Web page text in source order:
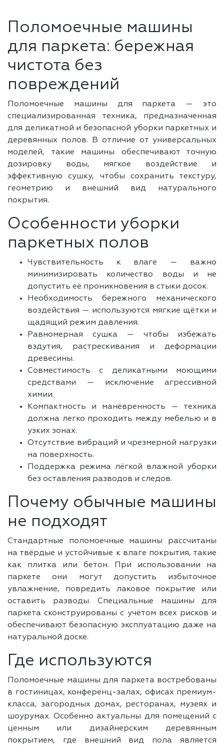
Поломоечные машины
для паркета: бережная
чистота без
повреждений
Поломоечные машины для паркета — это
специализированная техника, предназначенная
для деликатной и безопасной уборки паркетных и
деревянных полов. В отличие от универсальных
моделей, такие машины обеспечивают точную
дозировку воды, мягкое воздействие и
эффективную сушку, чтобы сохранить текстуру,
геометрию и внешний вид натурального
покрытия.
Особенности уборки
паркетных полов
Чувствительность к влаге — важно
минимизировать количество воды и не
допустить её проникновения в стыки досок.
Необходимость бережного механического
воздействия — используются мягкие щётки и
щадящий режим давления.
Равномерная сушка — чтобы избежать
вздутия, растрескивания и деформации
древесины.
Совместимость с деликатными моющими
средствами — исключение агрессивной
химии.
Компактность и манёвренность — техника
должна легко проходить между мебелью и в
узких зонах.
Отсутствие вибраций и чрезмерной нагрузки
на поверхность.
Поддержка режима лёгкой влажной уборки
без оставления разводов и следов.
Почему обычные машины
не подходят
Стандартные поломоечные машины рассчитаны
на твёрдые и устойчивые к влаге покрытия, такие
как плитка или бетон. При использовании на
паркете они могут допустить избыточное
увлажнение, повредить лаковое покрытие или
оставить разводы. Специальные машины для
паркета сконструированы с учётом всех рисков и
обеспечивают безопасную эксплуатацию даже на
натуральной доске.
Где используются
Поломоечные машины для паркета востребованы
в гостиницах, конференц-залах, офисах премиум-
класса, загородных домах, ресторанах, музеях и
шоурумах. Особенно актуальны для помещений с
ценным или дизайнерским деревянным
покрытием, где внешний вид пола является